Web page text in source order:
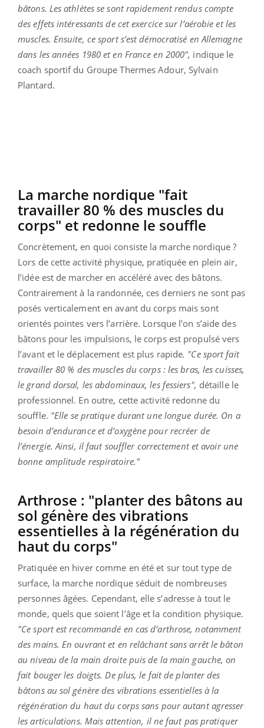
bâtons. Les athlètes se sont rapidement rendus compte
des effets intéressants de cet exercice sur l’aérobie et les
muscles. Ensuite, ce sport s’est démocratisé en Allemagne
dans les années 1980 et en France en 2000", indique le
coach sportif du Groupe Thermes Adour, Sylvain
Plantard.
La marche nordique "fait
travailler 80 % des muscles du
corps" et redonne le souffle
Concrètement, en quoi consiste la marche nordique ?
Lors de cette activité physique, pratiquée en plein air,
l’idée est de marcher en accéléré avec des bâtons.
Contrairement à la randonnée, ces derniers ne sont pas
posés verticalement en avant du corps mais sont
orientés pointes vers l’arrière. Lorsque l’on s’aide des
bâtons pour les impulsions, le corps est propulsé vers
l’avant et le déplacement est plus rapide. "Ce sport fait
travailler 80 % des muscles du corps : les bras, les cuisses,
le grand dorsal, les abdominaux, les fessiers", détaille le
professionnel. En outre, cette activité redonne du
souffle. "Elle se pratique durant une longue durée. On a
besoin d’endurance et d’oxygène pour recréer de
l’énergie. Ainsi, il faut souffler correctement et avoir une
bonne amplitude respiratoire."
Arthrose : "planter des bâtons au
sol génère des vibrations
essentielles à la régénération du
haut du corps"
Pratiquée en hiver comme en été et sur tout type de
surface, la marche nordique séduit de nombreuses
personnes âgées. Cependant, elle s’adresse à tout le
monde, quels que soient l’âge et la condition physique.
"Ce sport est recommandé en cas d’arthrose, notamment
des mains. En ouvrant et en relâchant sans arrêt le bâton
au niveau de la main droite puis de la main gauche, on
fait bouger les doigts. De plus, le fait de planter des
bâtons au sol génère des vibrations essentielles à la
régénération du haut du corps sans pour autant agresser
les articulations. Mais attention, il ne faut pas pratiquer